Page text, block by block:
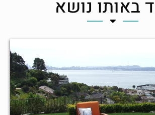
באותו נושא